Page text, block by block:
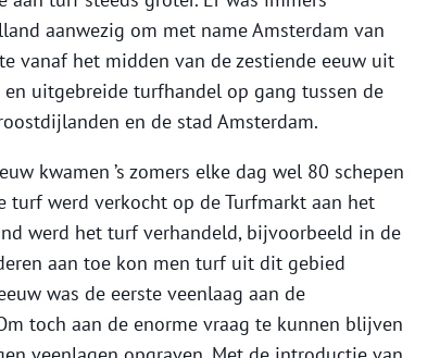
aanwezig om met name Amsterdam van
vanaf het midden van de zestiende eeuw uit
uitgebreide turfhandel op gang tussen de
en de stad Amsterdam.
kwamen ’s zomers elke dag wel 80 schepen
turf werd verkocht op de Turfmarkt aan het
werd het turf verhandeld, bijvoorbeeld in de
aan toe kon men turf uit dit gebied
was de eerste veenlaag aan de
toch aan de enorme vraag te kunnen blijven